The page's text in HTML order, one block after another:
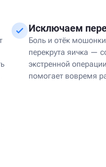
Исключаем
Боль и отёк
перекрута яичка —
экстренной
помогает вовремя